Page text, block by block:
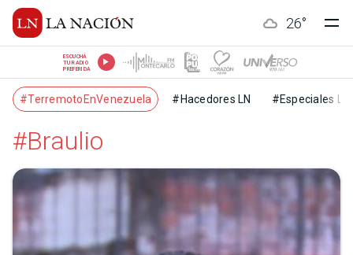
26°
ESCUCHÁ
TU RADIO
PREFERIDA
#TerremotoEnVenezuela #Hacedores LN #Especiales LN
#Braulio